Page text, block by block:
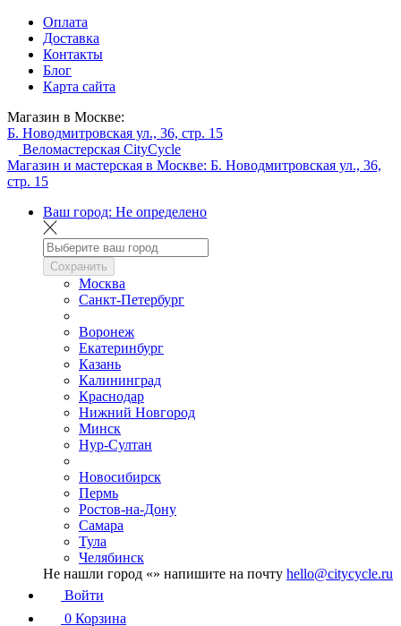
Оплата
Доставка
Контакты
Блог
Карта сайта
Магазин в Москве:
Б. Новодмитровская ул., 36, стр. 15
Веломастерская CityCycle
Магазин и мастерская в Москве: Б. Новодмитровская ул., 36,
стр. 15
Ваш город: Не определено
Сохранить
Москва
Санкт-Петербург
Воронеж
Екатеринбург
Казань
Калининград
Краснодар
Нижний Новгород
Минск
Нур-Султан
Новосибирск
Пермь
Ростов-на-Дону
Самара
Тула
Челябинск
Не нашли город «» напишите на почту hello@citycycle.ru
Войти
0 Корзина